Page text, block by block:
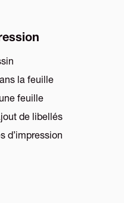
la feuille
feuille
de libellés
d’impression